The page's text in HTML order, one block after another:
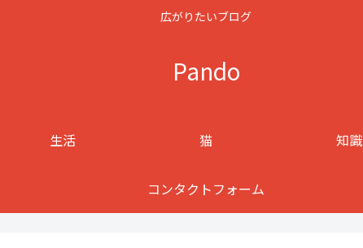
広がりたいブログ
Pando
生活 猫 知識
コンタクトフォーム